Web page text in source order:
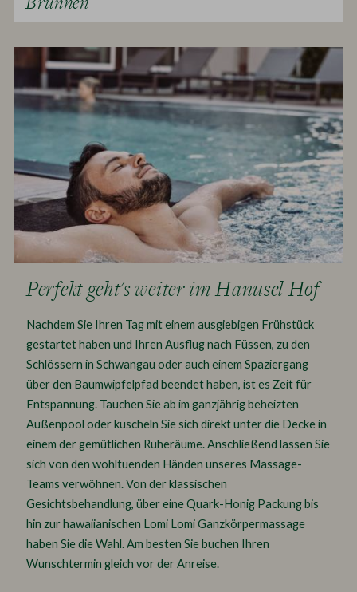
Perfekt geht's weiter im Hanusel Hof
Nachdem Sie Ihren Tag mit einem ausgiebigen Frühstück
gestartet haben und Ihren Ausflug nach Füssen, zu den
Schlössern in Schwangau oder auch einem Spaziergang
über den Baumwipfelpfad beendet haben, ist es Zeit für
Entspannung. Tauchen Sie ab im ganzjährig beheizten
Außenpool oder kuscheln Sie sich direkt unter die Decke in
einem der gemütlichen Ruheräume. Anschließend lassen Sie
sich von den wohltuenden Händen unseres Massage-
Teams verwöhnen. Von der klassischen
Gesichtsbehandlung, über eine Quark-Honig Packung bis
hin zur hawaiianischen Lomi Lomi Ganzkörpermassage
haben Sie die Wahl. Am besten Sie buchen Ihren
Wunschtermin gleich vor der Anreise.